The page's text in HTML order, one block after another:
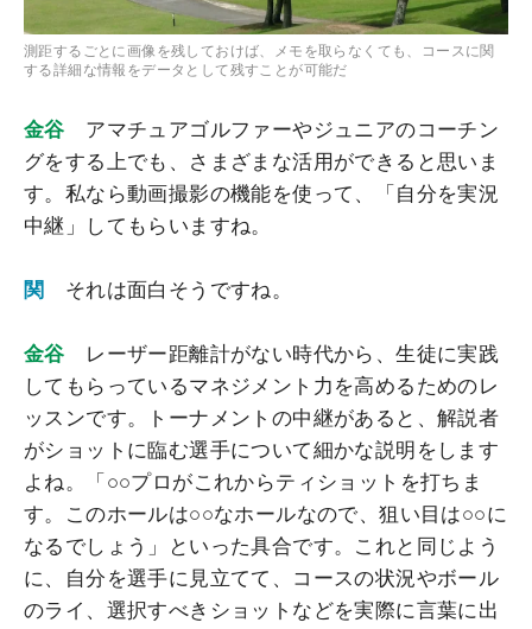
測距するごとに画像を残しておけば、メモを取らなくても、コースに関
する詳細な情報をデータとして残すことが可能だ
金谷 アマチュアゴルファーやジュニアのコーチン
グをする上でも、さまざまな活用ができると思いま
す。私なら動画撮影の機能を使って、「自分を実況
中継」してもらいますね。
関 それは面白そうですね。
金谷 レーザー距離計がない時代から、生徒に実践
してもらっているマネジメント力を高めるためのレ
ッスンです。トーナメントの中継があると、解説者
がショットに臨む選手について細かな説明をします
よね。「○○プロがこれからティショットを打ちま
す。このホールは○○なホールなので、狙い目は○○に
なるでしょう」といった具合です。これと同じよう
に、自分を選手に見立てて、コースの状況やボール
のライ、選択すべきショットなどを実際に言葉に出